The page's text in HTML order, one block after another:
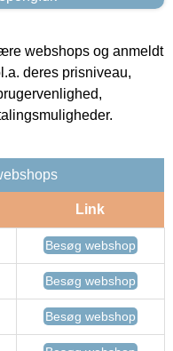
webshops og anmeldt
deres prisniveau,
Link
Besøg webshop
Besøg webshop
Besøg webshop